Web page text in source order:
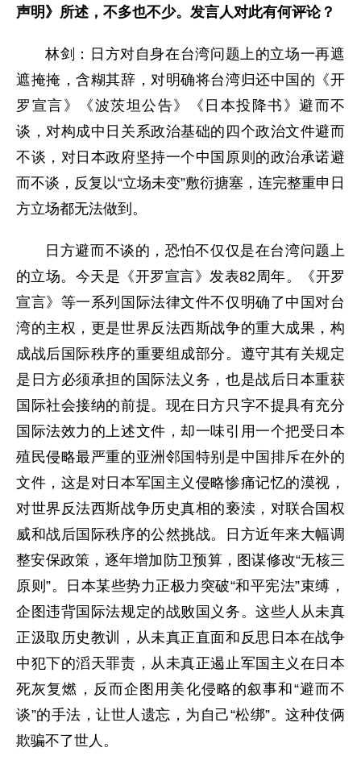
声明》所述，不多也不少。发言人对此有何评论？
林剑：日方对自身在台湾问题上的立场一再遮
遮掩掩，含糊其辞，对明确将台湾归还中国的《开
罗宣言》《波茨坦公告》《日本投降书》避而不
谈，对构成中日关系政治基础的四个政治文件避而
不谈，对日本政府坚持一个中国原则的政治承诺避
而不谈，反复以“立场未变”敷衍搪塞，连完整重申日
方立场都无法做到。
日方避而不谈的，恐怕不仅仅是在台湾问题上
的立场。今天是《开罗宣言》发表82周年。《开罗
宣言》等一系列国际法律文件不仅明确了中国对台
湾的主权，更是世界反法西斯战争的重大成果，构
成战后国际秩序的重要组成部分。遵守其有关规定
是日方必须承担的国际法义务，也是战后日本重获
国际社会接纳的前提。现在日方只字不提具有充分
国际法效力的上述文件，却一味引用一个把受日本
殖民侵略最严重的亚洲邻国特别是中国排斥在外的
文件，这是对日本军国主义侵略惨痛记忆的漠视，
对世界反法西斯战争历史真相的亵渎，对联合国权
威和战后国际秩序的公然挑战。日方近年来大幅调
整安保政策，逐年增加防卫预算，图谋修改“无核三
原则”。日本某些势力正极力突破“和平宪法”束缚，
企图违背国际法规定的战败国义务。这些人从未真
正汲取历史教训，从未真正直面和反思日本在战争
中犯下的滔天罪责，从未真正遏止军国主义在日本
死灰复燃，反而企图用美化侵略的叙事和“避而不
谈”的手法，让世人遗忘，为自己“松绑”。这种伎俩
欺骗不了世人。